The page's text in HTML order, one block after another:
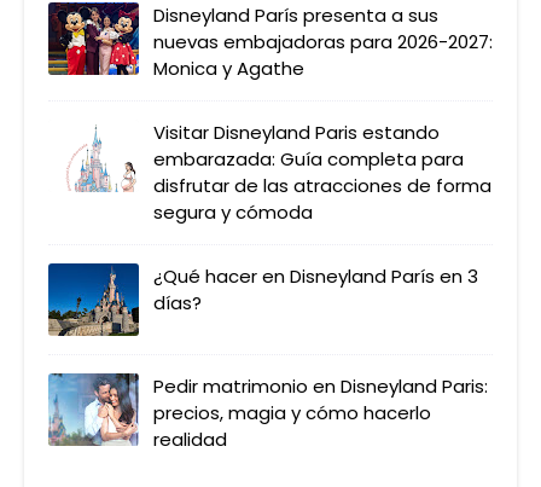
Disneyland París presenta a sus
nuevas embajadoras para 2026-2027:
Monica y Agathe
Visitar Disneyland Paris estando
embarazada: Guía completa para
disfrutar de las atracciones de forma
segura y cómoda
¿Qué hacer en Disneyland París en 3
días?
Pedir matrimonio en Disneyland Paris:
precios, magia y cómo hacerlo
realidad